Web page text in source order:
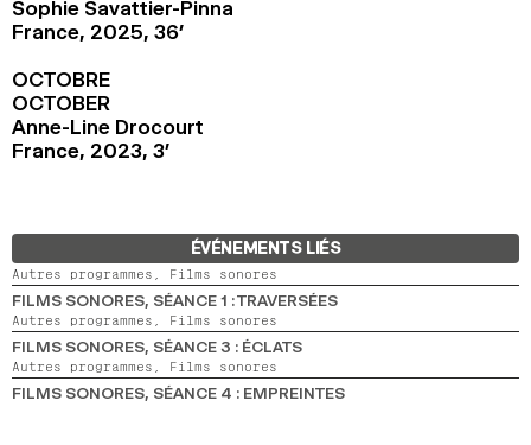
Sophie Savattier-Pinna
France, 2025, 36’
OCTOBRE
OCTOBER
Anne-Line Drocourt
France, 2023, 3’
ÉVÉNEMENTS LIÉS
Autres programmes, Films sonores
FILMS SONORES, SÉANCE 1 : TRAVERSÉES
Autres programmes, Films sonores
FILMS SONORES, SÉANCE 3 : ÉCLATS
Autres programmes, Films sonores
FILMS SONORES, SÉANCE 4 : EMPREINTES